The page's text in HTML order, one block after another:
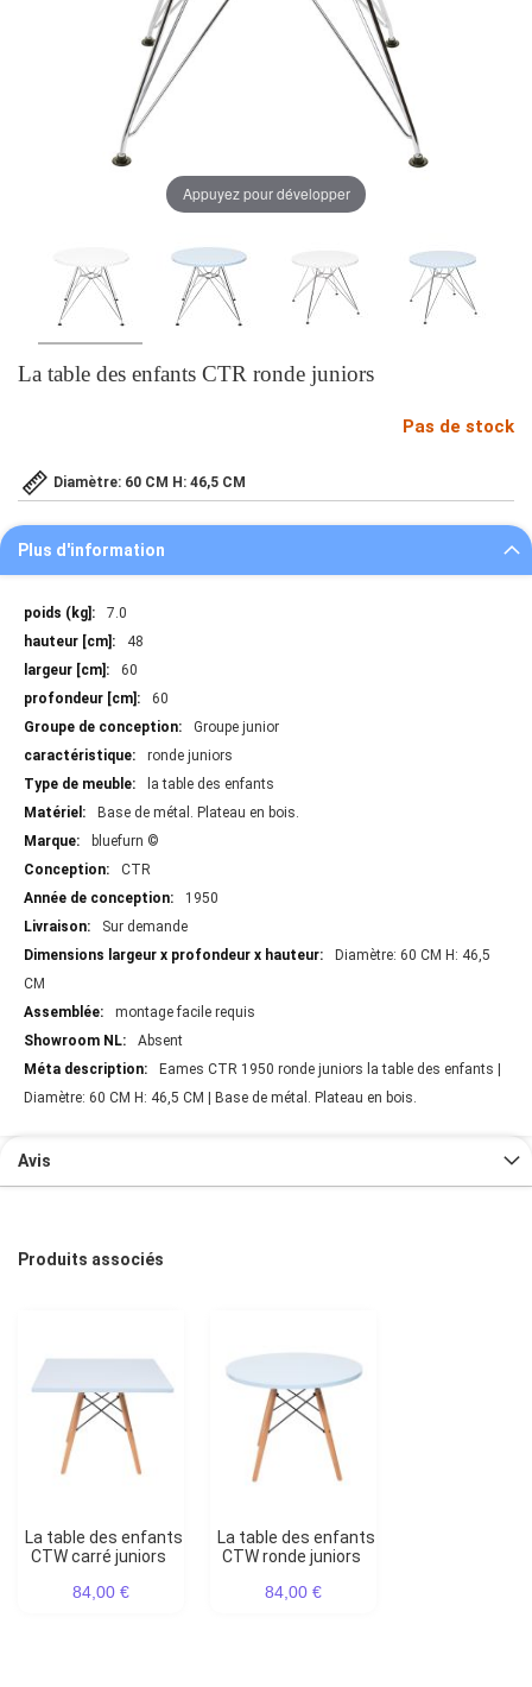
La table des enfants CTR ronde juniors
Pas de stock
Diamètre: 60 CM H: 46,5 CM
Appuyez pour développer
Plus d'information
Plus
d'information
7.0
48
60
60
Groupe junior
ronde juniors
la table des enfants
Base de métal. Plateau en bois.
bluefurn ©
CTR
1950
Sur demande
Diamètre: 60 CM H: 46,5
CM
montage facile requis
Absent
Eames CTR 1950 ronde juniors la table des enfants |
Diamètre: 60 CM H: 46,5 CM | Base de métal. Plateau en bois.
Avis
Produits associés
La table des enfants
CTW carré juniors
84,00 €
La table des enfants
CTW ronde juniors
84,00 €